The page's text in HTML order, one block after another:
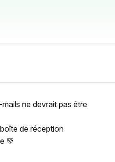
ne devrait pas être
de réception
💚